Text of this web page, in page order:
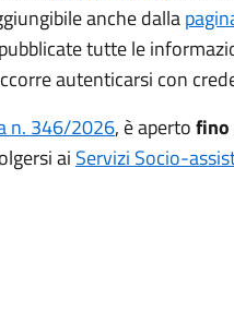
anche dalla
tutte le
autenticarsi con
n. 346/2026, è apertofino
ai Servizi Socio-